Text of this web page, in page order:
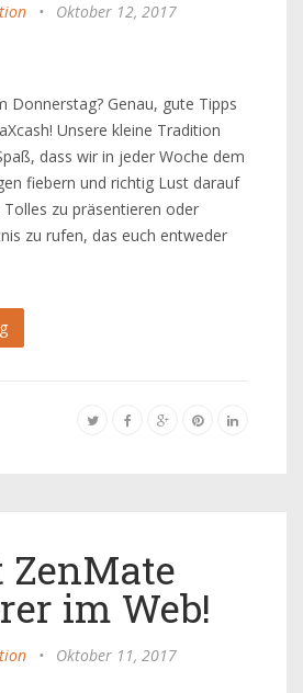
• Oktober 12, 2017
Donnerstag? Genau, gute Tipps
Unsere kleine Tradition
dass wir in jeder Woche dem
fiebern und richtig Lust darauf
zu präsentieren oder
zu rufen, das euch entweder
im Web!
• Oktober 11, 2017